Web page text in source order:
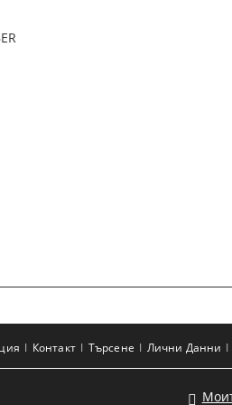
Контакт Търсене Лични Данни